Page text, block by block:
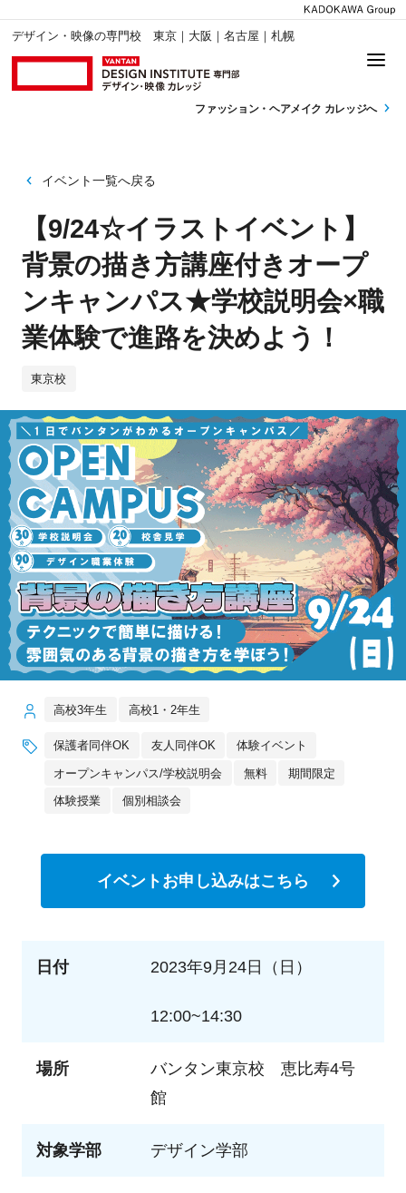
デザイン・映像の専門校 東京｜大阪｜名古屋｜札幌
ファッション・ ヘアメイク カレッジへ
イベント一覧へ戻る
【9/24☆イラストイベント】
背景の描き方講座付きオープ
ンキャンパス★学校説明会×職
業体験で進路を決めよう！
東京校
高校3年生 高校1・2年生
保護者同伴OK 友人同伴OK 体験イベント
オープンキャンパス/学校説明会 無料 期間限定
体験授業 個別相談会
イベントお申し込みはこちら
日付 2023年9月24日（日）
12:00~14:30
場所
バンタン東京校 恵比寿4号
館
対象学部 デザイン学部